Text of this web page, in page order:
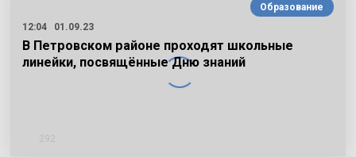
Образование
12:04
01.09.23
В Петровском районе проходят школьные
линейки, посвящённые Дню знаний